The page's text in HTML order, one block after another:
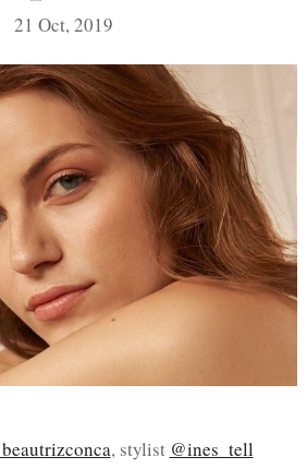
21 Oct, 2019
, stylist @ines_tell